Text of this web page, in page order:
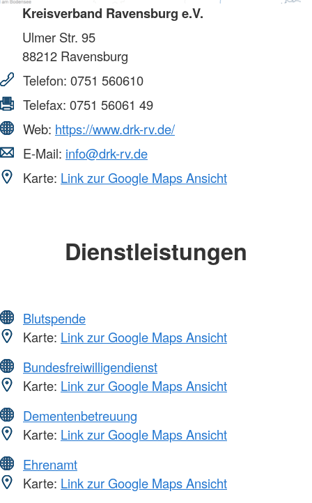
Kreisverband Ravensburg e.V.
Ulmer Str. 95
88212 Ravensburg
Telefon: 0751 560610
Telefax: 0751 56061 49
Web: https://www.drk-rv.de/
E-Mail: info@drk-rv.de
Karte: Link zur Google Maps Ansicht
Dienstleistungen
Blutspende
Karte: Link zur Google Maps Ansicht
Bundesfreiwilligendienst
Karte: Link zur Google Maps Ansicht
Dementenbetreuung
Karte: Link zur Google Maps Ansicht
Ehrenamt
Karte: Link zur Google Maps Ansicht